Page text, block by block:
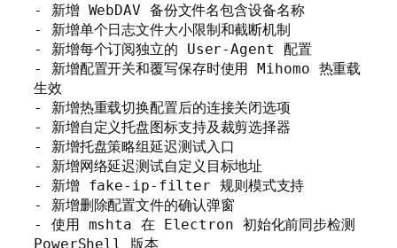
- 新增 WebDAV 备份文件名包含设备名称
- 新增单个日志文件大小限制和截断机制
- 新增每个订阅独立的 User-Agent 配置
- 新增配置开关和覆写保存时使用 Mihomo 热重载
生效
- 新增热重载切换配置后的连接关闭选项
- 新增自定义托盘图标支持及裁剪选择器
- 新增托盘策略组延迟测试入口
- 新增网络延迟测试自定义目标地址
- 新增 fake-ip-filter 规则模式支持
- 新增删除配置文件的确认弹窗
- 使用 mshta 在 Electron 初始化前同步检测
PowerShell 版本